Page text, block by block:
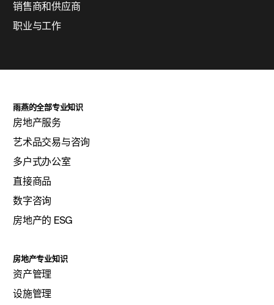
销售商和供应商
职业与工作
雨燕的全部专业知识
房地产服务
艺术品交易与咨询
多户式办公室
直接商品
数字咨询
房地产的 ESG
房地产专业知识
资产管理
设施管理